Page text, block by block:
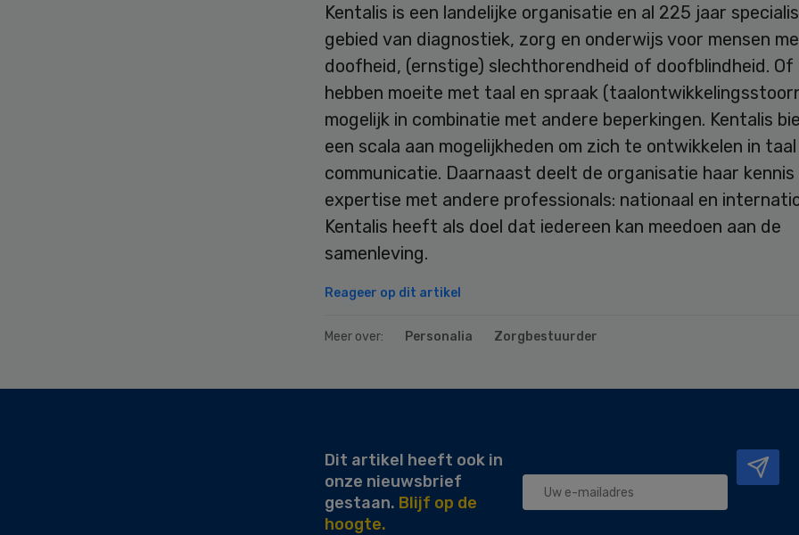
Kentalis is een landelijke organisatie en al 225 jaar
gebied van diagnostiek, zorg en onderwijs voor mensen
doofheid, (ernstige) slechthorendheid of doofblindheid. Of
hebben moeite met taal en spraak
mogelijk in combinatie met andere beperkingen. Kentalis
een scala aan mogelijkheden om zich te ontwikkelen in taal
communicatie. Daarnaast deelt de organisatie haar kennis
expertise met andere professionals: nationaal en
Kentalis heeft als doel dat iedereen kan meedoen aan de
samenleving.
Reageer op dit artikel
Meer over: Personalia Zorgbestuurder
Dit artikel heeft ook in
onze nieuwsbrief
gestaan. Blijf op de
hoogte.